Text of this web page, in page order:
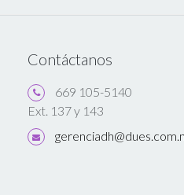
Contáctanos
669 105-5140
Ext. 137 y 143